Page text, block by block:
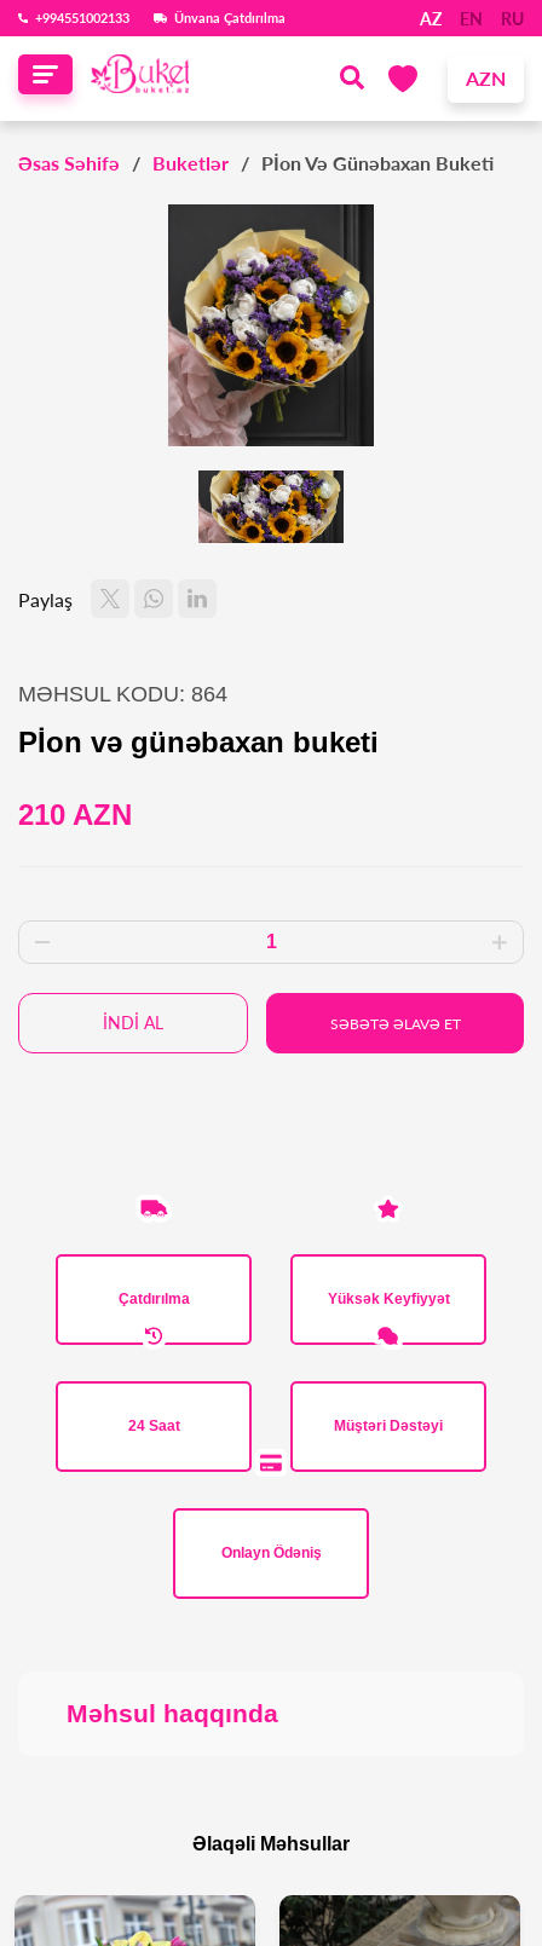
‪+994551002133‬ Ünvana Çatdırılma AZ EN RU
AZN
Əsas Səhifə Buketlər Pİon Və Günəbaxan Buketi
Paylaş
MƏHSUL KODU: 864
Pİon və günəbaxan buketi
210 AZN
İNDİ AL SƏBƏTƏ ƏLAVƏ ET
Çatdırılma Yüksək Keyfiyyət
24 Saat Müştəri Dəstəyi
Onlayn Ödəniş
Məhsul haqqında
Əlaqəli Məhsullar